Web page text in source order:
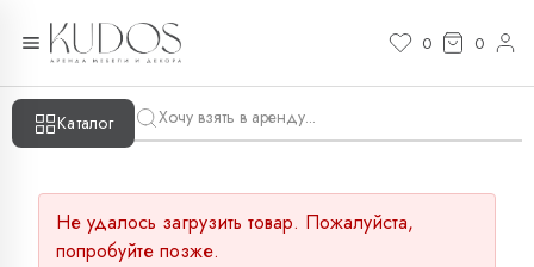
0 0
Каталог
Не удалось загрузить товар. Пожалуйста,
попробуйте позже.